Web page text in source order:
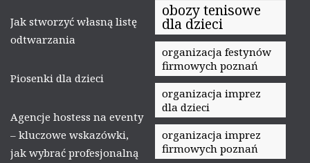
Jak stworzyć własną listę
odtwarzania
Piosenki dla dzieci
Agencje hostess na eventy
– kluczowe wskazówki,
jak wybrać profesjonalną
obozy tenisowe
dla dzieci
organizacja festynów
firmowych poznań
organizacja imprez
dla dzieci
organizacja imprez
firmowych poznań